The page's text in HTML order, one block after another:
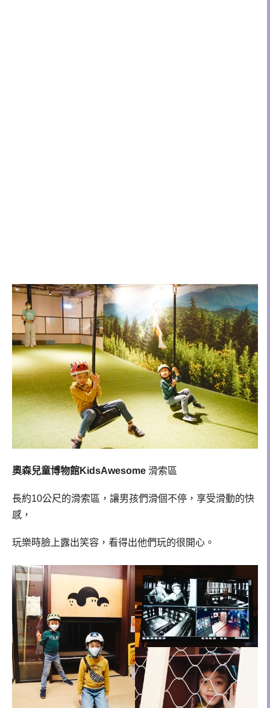
奧森兒童博物館KidsAwesome 滑索區
長約10公尺的滑索區，讓男孩們滑個不停，享受滑動的快
感，
玩樂時臉上露出笑容，看得出他們玩的很開心。